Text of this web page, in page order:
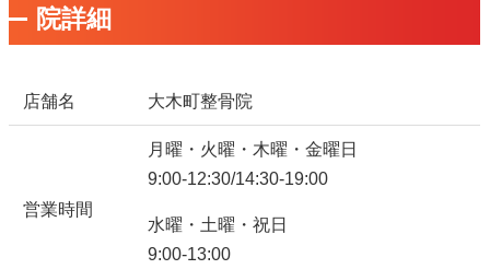
院詳細
店舗名 大木町整骨院
営業時間
月曜・火曜・木曜・金曜日
9:00-12:30/14:30-19:00
水曜・土曜・祝日
9:00-13:00